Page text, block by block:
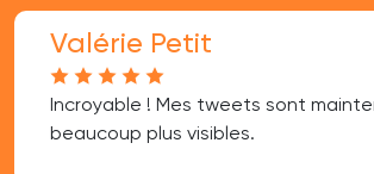
Valérie Petit
Incroyable ! Mes tweets sont
beaucoup plus visibles.